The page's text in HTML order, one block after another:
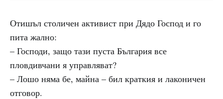
Отишъл столичен активист при Дядо Господ и го
пита жално:
– Господи, защо тази пуста България все
пловдивчани я управляват?
– Лошо няма бе, майна – бил краткия и лаконичен
отговор.